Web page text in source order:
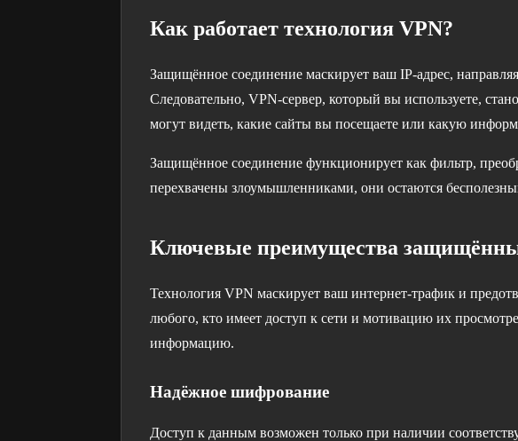
Как работает технология VPN?
Защищённое соединение маскирует ваш IP-адрес,
Следовательно, VPN-сервер, который вы используете,
могут видеть, какие сайты вы посещаете или какую
Защищённое соединение функционирует как фильтр,
перехвачены злоумышленниками, они остаются
Ключевые преимущества
Технология VPN маскирует ваш интернет-трафик и
любого, кто имеет доступ к сети и мотивацию их
информацию.
Надёжное шифрование
Доступ к данным возможен только при наличии